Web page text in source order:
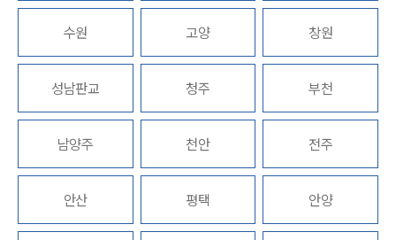
업무분야
국제조세·관세그룹 업무
전체
구성원 소개
조세전문변호사
수원 고양 창원
성남판교 청주 부천
남양주 천안 전주
안산 평택 안양